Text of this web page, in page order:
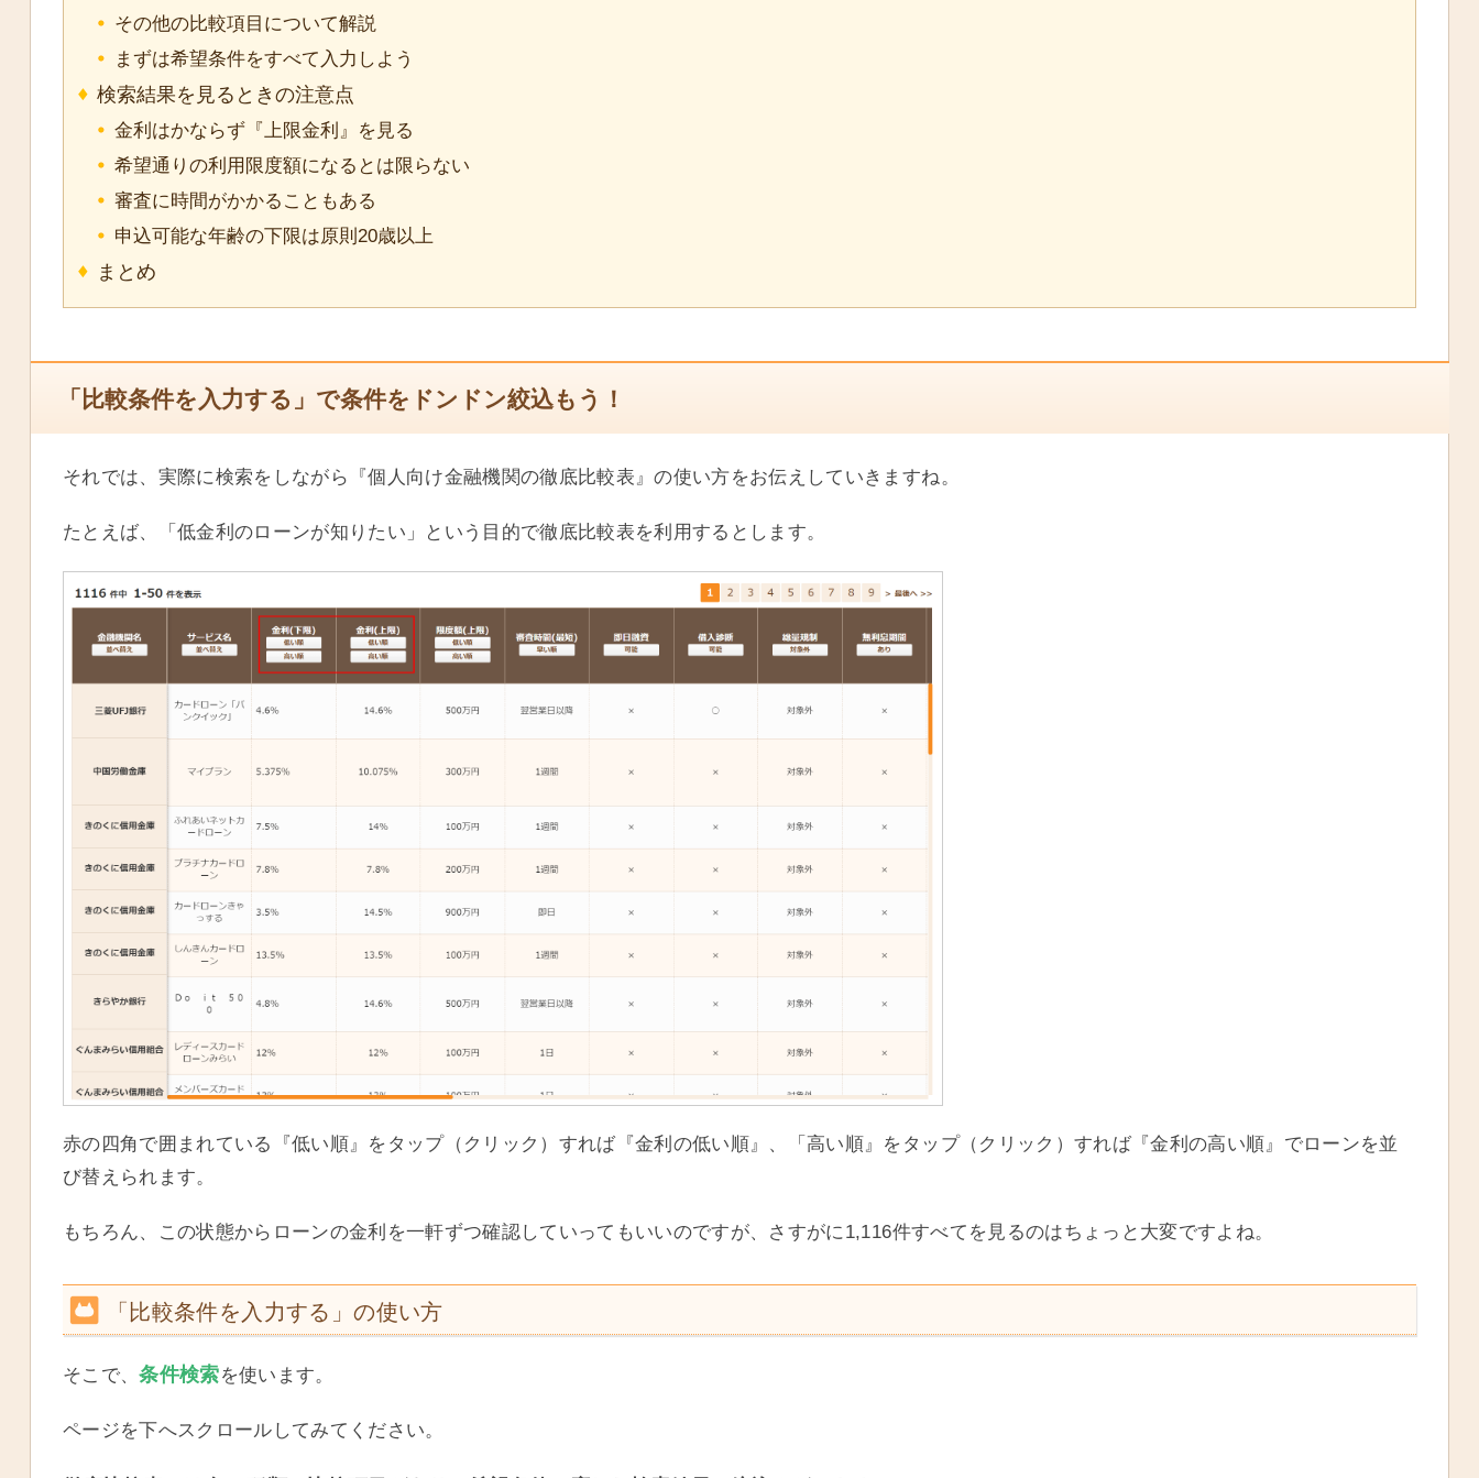
その他の比較項目について解説
まずは希望条件をすべて入力しよう
検索結果を見るときの注意点
金利はかならず『上限金利』を見る
希望通りの利用限度額になるとは限らない
審査に時間がかかることもある
申込可能な年齢の下限は原則20歳以上
まとめ
「比較条件を入力する」で条件をドンドン絞込もう！
それでは、実際に検索をしながら『個人向け金融機関の徹底比較表』の使い方をお伝えしていきますね。
たとえば、「低金利のローンが知りたい」という目的で徹底比較表を利用するとします。
赤の四角で囲まれている『低い順』をタップ（クリック）すれば『金利の低い順』、「高い順』をタップ（クリック）すれば『金利の高い順』でローンを並
び替えられます。
もちろん、この状態からローンの金利を一軒ずつ確認していってもいいのですが、さすがに1,116件すべてを見るのはちょっと大変ですよね。
「比較条件を入力する」の使い方
そこで、条件検索を使います。
ページを下へスクロールしてみてください。